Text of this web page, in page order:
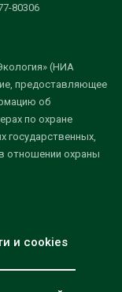
80306
(НИА
предоставляющее
об
по охране
государственных,
отношении охраны
и cookies